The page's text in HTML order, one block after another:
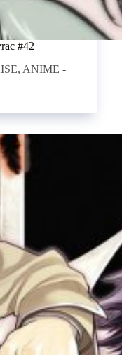
#42
, ANIME -